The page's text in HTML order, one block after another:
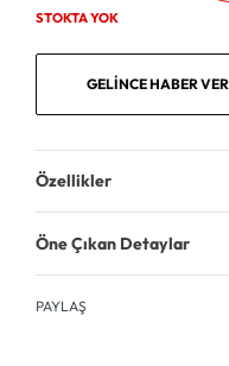
STOKTA YOK
GELINCE HABER VER
Özellikler
Öne Çıkan Detaylar
PAYLAŞ